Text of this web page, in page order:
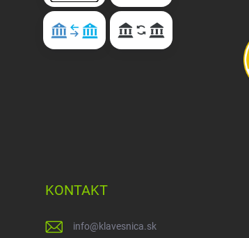
KONTAKT
info@klavesnica.sk